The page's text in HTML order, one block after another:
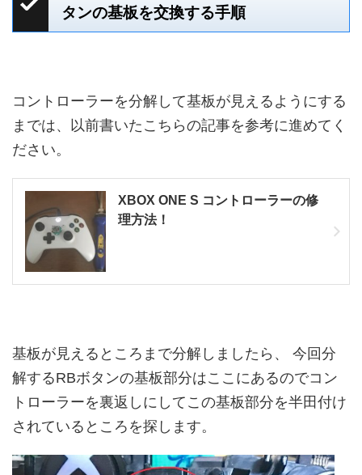
タンの基板を交換する手順
コントローラーを分解して基板が見えるようにする
までは、以前書いたこちらの記事を参考に進めてく
ださい。
XBOX ONE S コントローラーの修
理方法！
基板が見えるところまで分解しましたら、 今回分
解するRBボタンの基板部分はここにあるのでコン
トローラーを裏返しにしてこの基板部分を半田付け
されているところを探します。